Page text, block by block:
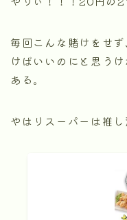
毎回こんな賭けをせ
けばいいのにと思う
ある。
やはりスーパーは推し